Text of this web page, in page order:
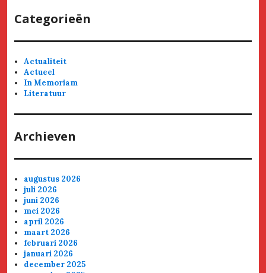
Categorieën
Actualiteit
Actueel
In Memoriam
Literatuur
Archieven
augustus 2026
juli 2026
juni 2026
mei 2026
april 2026
maart 2026
februari 2026
januari 2026
december 2025